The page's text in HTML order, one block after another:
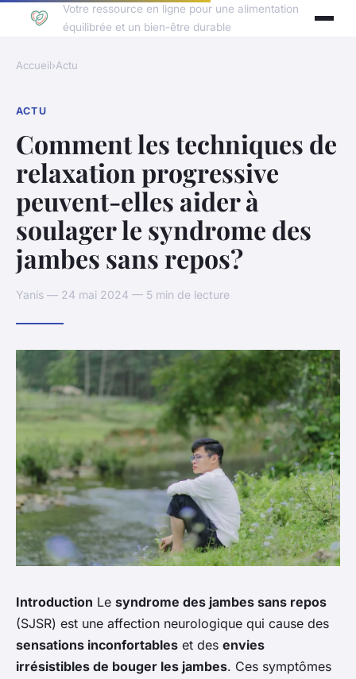
Votre ressource en ligne pour une alimentation
équilibrée et un bien-être durable
Accueil›Actu
ACTU
Comment les techniques de
relaxation progressive
peuvent-elles aider à
soulager le syndrome des
jambes sans repos?
Yanis — 24 mai 2024 — 5 min de lecture
Introduction Le syndrome des jambes sans repos
(SJSR) est une affection neurologique qui cause des
sensations inconfortables et des envies
irrésistibles de bouger les jambes. Ces symptômes